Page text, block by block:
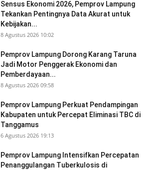
Sensus Ekonomi 2026, Pemprov Lampung
Tekankan Pentingnya Data Akurat untuk
Kebijakan...
8 Agustus 2026 10:02
Pemprov Lampung Dorong Karang Taruna
Jadi Motor Penggerak Ekonomi dan
Pemberdayaan...
8 Agustus 2026 09:58
Pemprov Lampung Perkuat Pendampingan
Kabupaten untuk Percepat Eliminasi TBC di
Tanggamus
6 Agustus 2026 19:13
Pemprov Lampung Intensifkan Percepatan
Penanggulangan Tuberkulosis di